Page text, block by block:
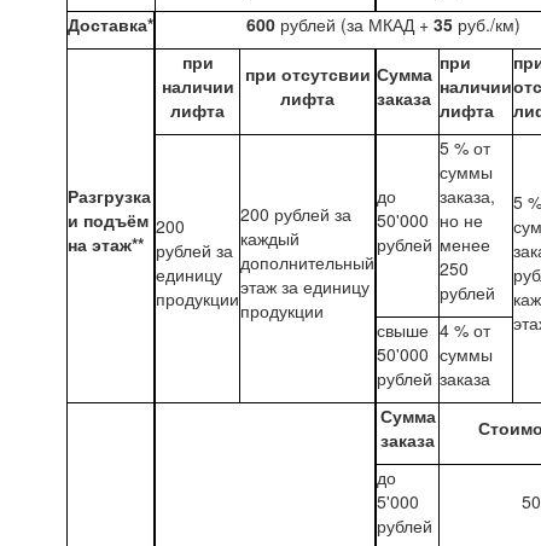
Доставка*
600 рублей (за МКАД + 35 руб./км)
Разгрузка
и подъём
на этаж**
при
наличии
лифта
при отсутсвии
лифта
Сумма
заказа
при
наличии
лифта
200
рублей за
единицу
продукции
200 рублей за
каждый
дополнительный
этаж за единицу
продукции
до
50'000
рублей
5 % от
суммы
заказа,
но не
менее
250
рублей
5
свыше
50'000
рублей
4 % от
суммы
заказа
Сумма
заказа
до
5'000
рублей